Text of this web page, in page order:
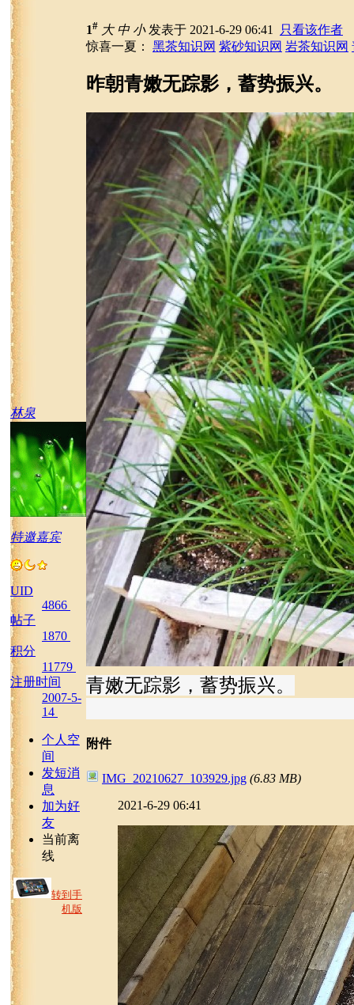
林泉
特邀嘉宾
UID
4866
帖子
1870
积分
11779
注册时间
2007-5-
14
个人空
间
发短消
息
加为好
友
当前离
线
转到手
机版
1# 大 中 小发表于 2021-6-29 06:41
只看该作者
惊喜一夏： 黑茶知识网 紫砂知识网 岩茶知识网
昨朝青嫩无踪影，蓄势振兴。
青嫩无踪影，蓄势振兴。
附件
IMG_20210627_103929.jpg (6.83 MB)
2021-6-29 06:41